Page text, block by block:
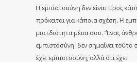
Η εμπιστοσύνη δεν είναι προς
πρόκειται για κάποια σχέση. Η
μια ιδιότητα μέσα σου. “Ένας
εμπιστοσύνη: δεν σημαίνει τούτο
έχει εμπιστοσύνη, αλλά ότι έχει